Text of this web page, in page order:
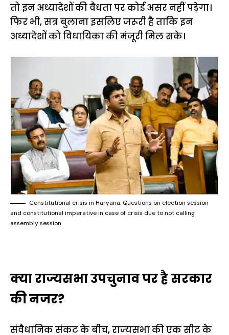
तो इन अध्यादेशों की वैधता पर कोई असर नहीं पड़ेगा।
फिर भी, सत्र बुलाना इसलिए जरूरी है ताकि इन
अध्यादेशों को विधायिका की मंजूरी मिल सके।
Constitutional crisis in Haryana: Questions on election session
and constitutional imperative in case of crisis due to not calling
assembly session
क्या राज्यसभा उपचुनाव पर है सरकार
की नजर?
संवैधानिक संकट के बीच, राज्यसभा की एक सीट के